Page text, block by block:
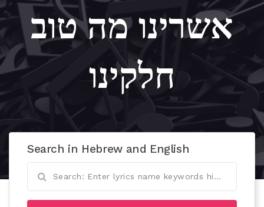
אשרינו מה טוב
חלקינו
Search in Hebrew and English